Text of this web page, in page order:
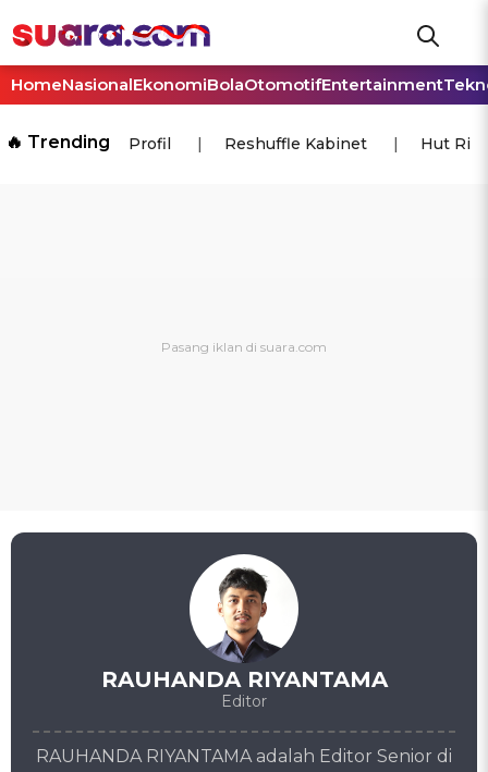
HomeNasionalEkonomiBolaOtomotifEntertainment
🔥 Trending Profil Reshuffle Kabinet Hut Ri
RAUHANDA RIYANTAMA
Editor
RAUHANDA RIYANTAMA adalah Editor Senior di